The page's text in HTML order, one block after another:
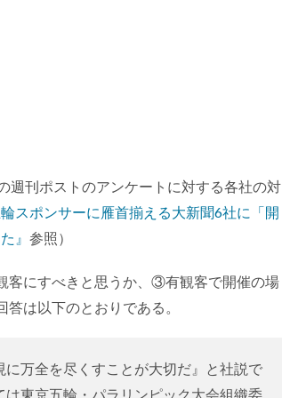
週刊ポストのアンケートに対する各社の対
スポンサーに雁首揃える大新聞6社に「開
』 参照）
にすべきと思うか、③有観客で開催の場
は以下のとおりである。
万全を尽くすことが大切だ』と社説で
東京五輪・パラリンピック大会組織委